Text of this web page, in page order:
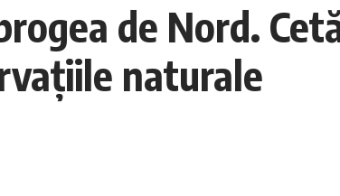
de Nord.
naturale